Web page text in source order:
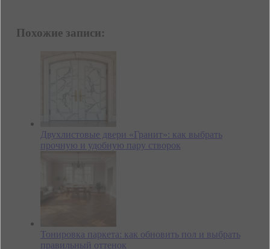
Похожие записи:
Двухлистовые двери «Гранит»: как выбрать
прочную и удобную пару створок
Тонировка паркета: как обновить пол и выбрать
правильный оттенок